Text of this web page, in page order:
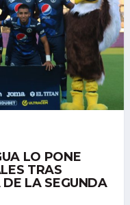
LO PONE
TRAS
LA SEGUNDA